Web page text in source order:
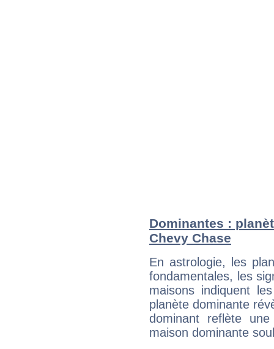
Dominantes :
Chevy Chase
En astrologie, les
fondamentales, les
maisons indiquent
planète dominante
dominant reflète
maison dominante